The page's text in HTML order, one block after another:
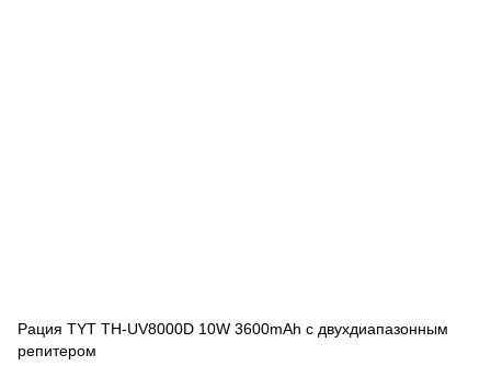
Рация TYT TH-UV8000D 10W 3600mAh с двухдиапазонным
репитером